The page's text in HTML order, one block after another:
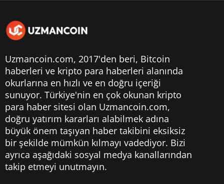
Uzmancoin.com, 2017'den beri, Bitcoin
haberleri ve kripto para haberleri alanında
okurlarına en hızlı ve en doğru içeriği
sunuyor. Türkiye'nin en çok okunan kripto
para haber sitesi olan Uzmancoin.com,
doğru yatırım kararları alabilmek adına
büyük önem taşıyan haber takibini eksiksiz
bir şekilde mümkün kılmayı vadediyor. Bizi
ayrıca aşağıdaki sosyal medya kanallarından
takip etmeyi unutmayın.